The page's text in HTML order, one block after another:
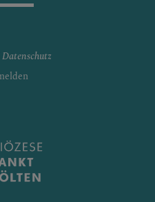
Datenschutz